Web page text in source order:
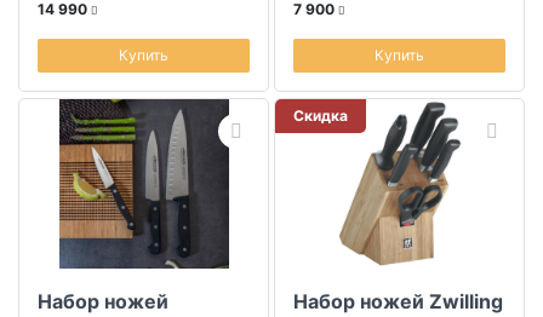
14 990
Купить
7 900
Купить
Набор ножей
Скидка
Набор ножей Zwilling